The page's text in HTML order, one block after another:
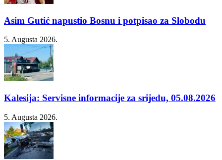
Asim Gutić napustio Bosnu i potpisao za Slobodu
5. Augusta 2026.
Kalesija: Servisne informacije za srijedu, 05.08.2026
5. Augusta 2026.